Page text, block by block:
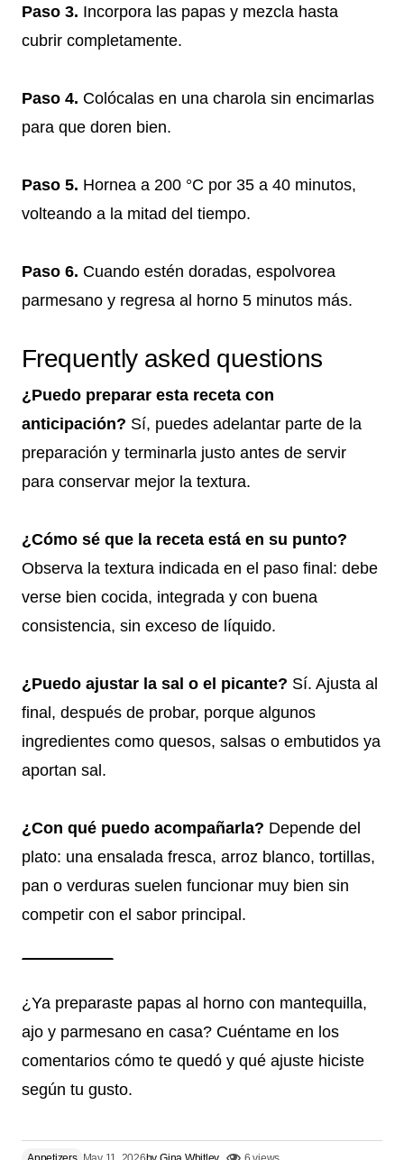
Paso 3. Incorpora las papas y mezcla hasta
cubrir completamente.
Paso 4. Colócalas en una charola sin encimarlas
para que doren bien.
Paso 5. Hornea a 200 °C por 35 a 40 minutos,
volteando a la mitad del tiempo.
Paso 6. Cuando estén doradas, espolvorea
parmesano y regresa al horno 5 minutos más.
Frequently asked questions
¿Puedo preparar esta receta con
anticipación? Sí, puedes adelantar parte de la
preparación y terminarla justo antes de servir
para conservar mejor la textura.
¿Cómo sé que la receta está en su punto?
Observa la textura indicada en el paso final: debe
verse bien cocida, integrada y con buena
consistencia, sin exceso de líquido.
¿Puedo ajustar la sal o el picante? Sí. Ajusta al
final, después de probar, porque algunos
ingredientes como quesos, salsas o embutidos ya
aportan sal.
¿Con qué puedo acompañarla? Depende del
plato: una ensalada fresca, arroz blanco, tortillas,
pan o verduras suelen funcionar muy bien sin
competir con el sabor principal.
¿Ya preparaste papas al horno con mantequilla,
ajo y parmesano en casa? Cuéntame en los
comentarios cómo te quedó y qué ajuste hiciste
según tu gusto.